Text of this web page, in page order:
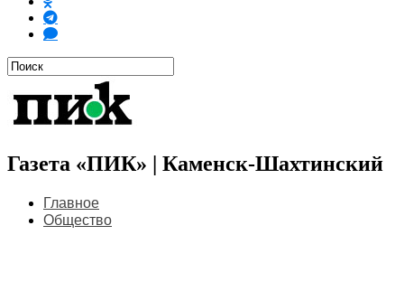
Газета «ПИК» | Каменск-Шахтинский
Главное
Общество